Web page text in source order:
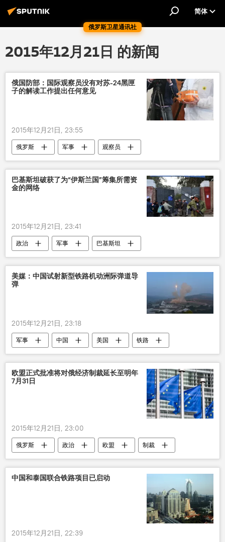
俄罗斯卫星通讯社
简体
2015年12月21日 的新闻
俄国防部：国际观察员没有对苏-24黑匣
子的解读工作提出任何意见
2015年12月21日, 23:55
俄罗斯 军事
观察员
苏-24战机事件
巴基斯坦破获了为“伊斯兰国”筹集所需资
金的网络
2015年12月21日, 23:41
政治 军事
巴基斯坦
伊斯兰国
美媒：中国试射新型铁路机动洲际弹道导
弹
2015年12月21日, 23:18
军事 中国 美国
铁路
导弹
试射
欧盟正式批准将对俄经济制裁延长至明年
7月31日
2015年12月21日, 23:00
俄罗斯 政治 欧盟 制裁
中国和泰国联合铁路项目已启动
2015年12月21日, 22:39